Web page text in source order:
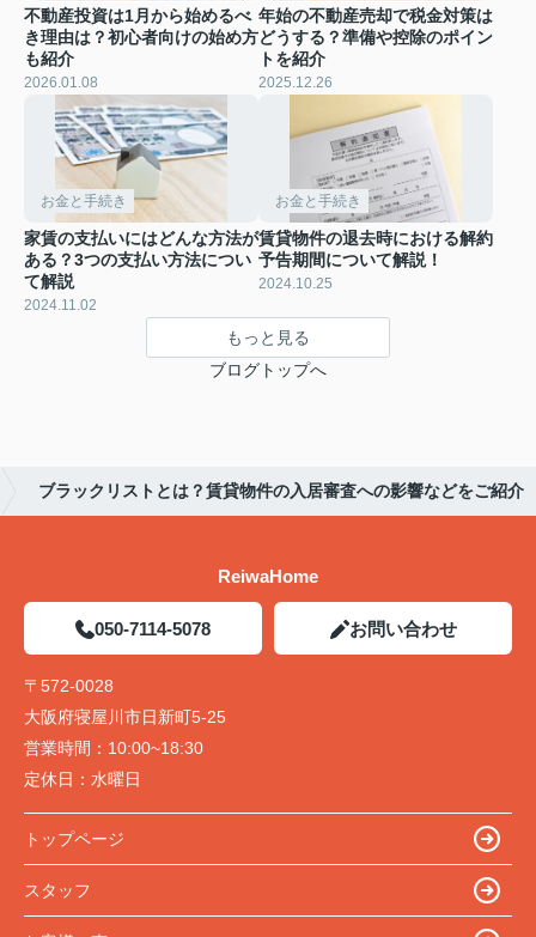
不動産投資は1月から始めるべ
き理由は？初心者向けの始め方
も紹介
2026.01.08
年始の不動産売却で税金対策は
どうする？準備や控除のポイン
トを紹介
2025.12.26
お金と手続き
家賃の支払いにはどんな方法が
ある？3つの支払い方法につい
て解説
2024.11.02
お金と手続き
賃貸物件の退去時における解約
予告期間について解説！
2024.10.25
もっと見る
ブログトップへ
ブラックリストとは？賃貸物件の入居審査への影響などをご紹介
ReiwaHome
050-7114-5078 お問い合わせ
〒572-0028
大阪府寝屋川市日新町5-25
営業時間： 10:00~18:30
定休日： 水曜日
トップページ
スタッフ